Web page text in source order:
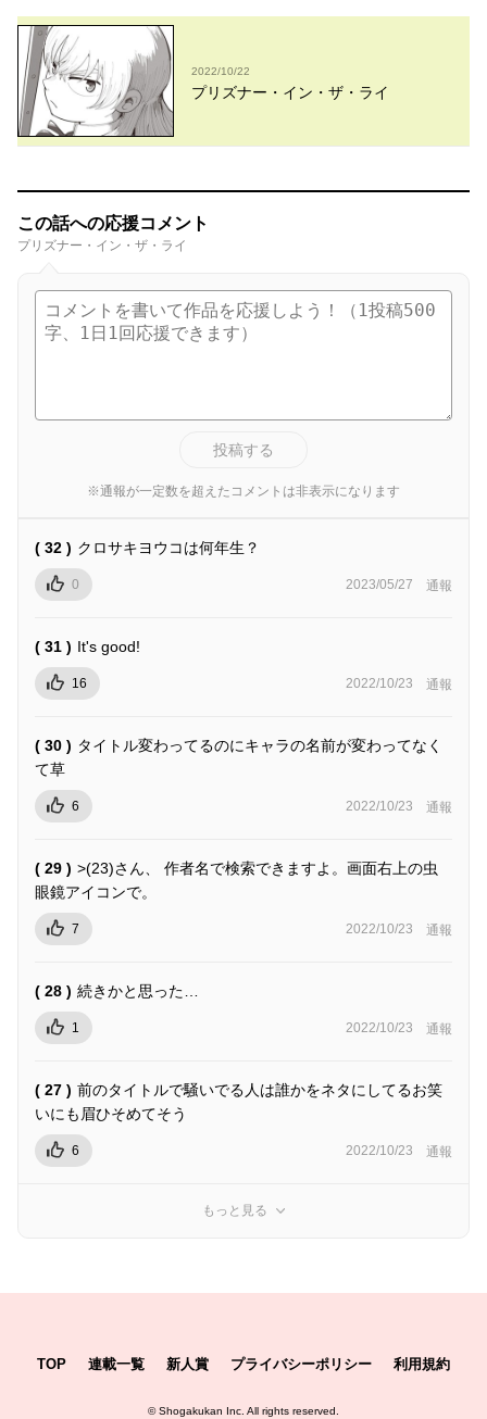
2022/10/22
プリズナー・イン・ザ・ライ
この話への応援コメント
プリズナー・イン・ザ・ライ
投稿する
※通報が一定数を超えたコメントは非表示になります
( 32 ) クロサキヨウコは何年生？
0 2023/05/27 通報
( 31 ) It's good!
16 2022/10/23 通報
( 30 ) タイトル変わってるのにキャラの名前が変わってなく
て草
6 2022/10/23 通報
( 29 ) >(23)さん、 作者名で検索できますよ。画面右上の虫
眼鏡アイコンで。
7 2022/10/23 通報
( 28 ) 続きかと思った…
1 2022/10/23 通報
( 27 ) 前のタイトルで騒いでる人は誰かをネタにしてるお笑
いにも眉ひそめてそう
6 2022/10/23 通報
もっと見る
TOP 連載一覧 新人賞 プライバシーポリシー 利用規約
©Shogakukan Inc. All rights reserved.